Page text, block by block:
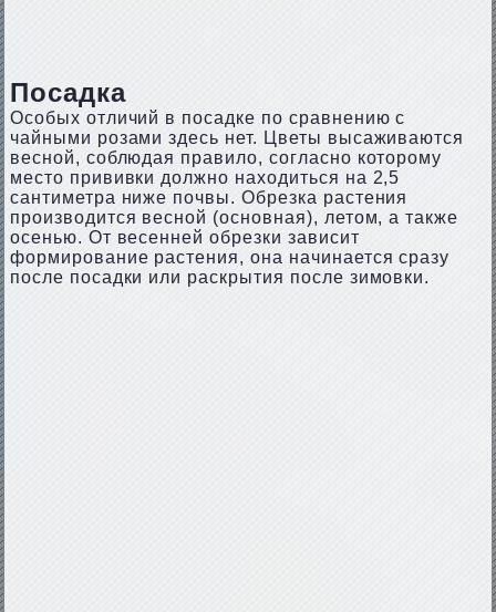
Посадка
Особых отличий в посадке по сравнению с
чайными розами здесь нет. Цветы высаживаются
весной, соблюдая правило, согласно которому
место прививки должно находиться на 2,5
сантиметра ниже почвы. Обрезка растения
производится весной (основная), летом, а также
осенью. От весенней обрезки зависит
формирование растения, она начинается сразу
после посадки или раскрытия после зимовки.